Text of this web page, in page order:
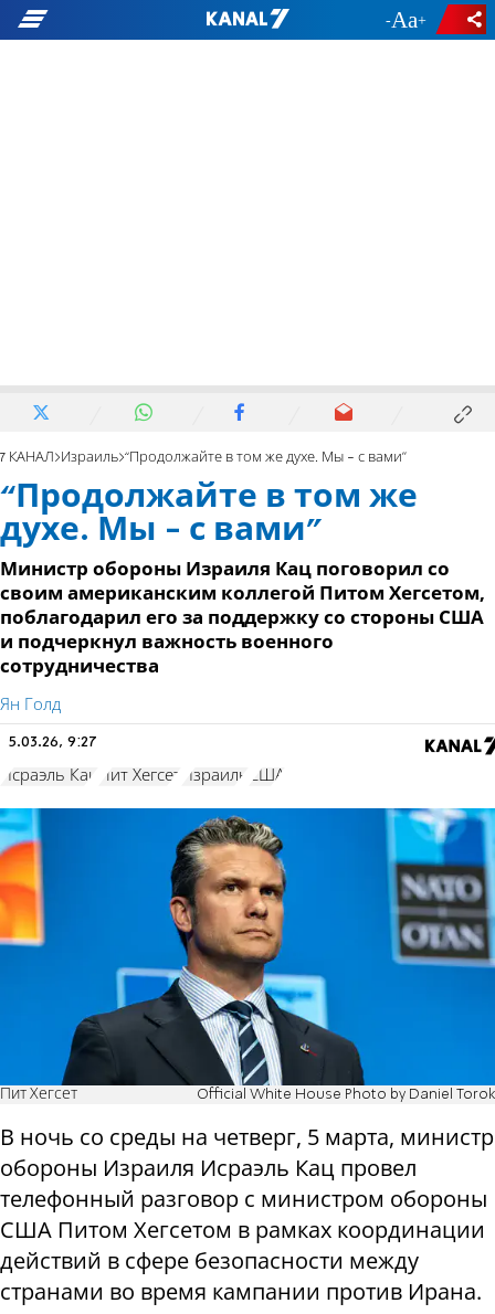
- +
7 КАНАЛ Израиль “Продолжайте в том же духе. Мы - с вами"
“Продолжайте в том же
духе. Мы - с вами"
Министр обороны Израиля Кац поговорил со
своим американским коллегой Питом Хегсетом,
поблагодарил его за поддержку со стороны США
и подчеркнул важность военного
сотрудничества
Ян Голд
5.03.26, 9:27
Исраэль Кац Пит Хегсет Израиль США
Пит Хегсет Official White House Photo by Daniel Torok
В ночь со среды на четверг, 5 марта, министр
обороны Израиля Исраэль Кац провел
телефонный разговор с министром обороны
США Питом Хегсетом в рамках координации
действий в сфере безопасности между
странами во время кампании против Ирана.